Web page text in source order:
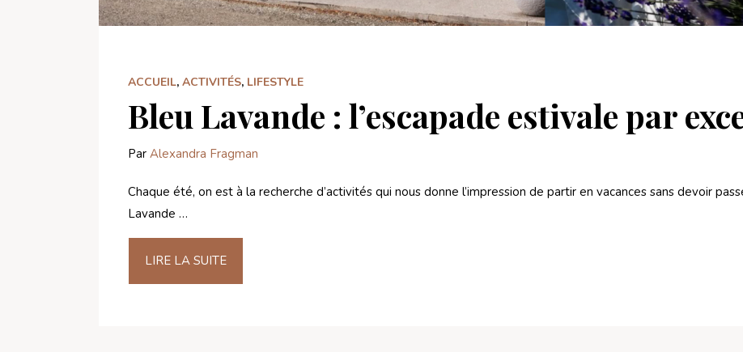
ACCUEIL, ACTIVITÉS, LIFESTYLE
Bleu Lavande : l’escapade estivale par
Par Alexandra Fragman
Chaque été, on est à la recherche d’activités qui nous donne l’impression de partir en vacances sans devoir
Lavande …
LIRE LA SUITE